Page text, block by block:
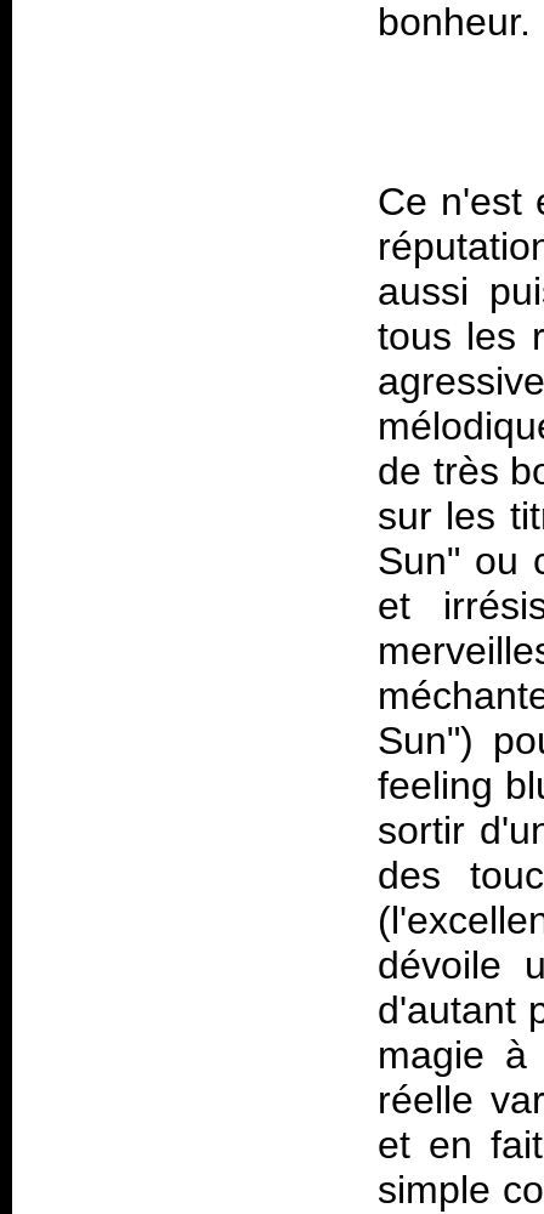
Ce n'est
aussi
tous les
de très
sur les
Sun" ou
et
Sun")
feeling
sortir
des
dévoile
d'autant
magie à
réelle
et en
simple